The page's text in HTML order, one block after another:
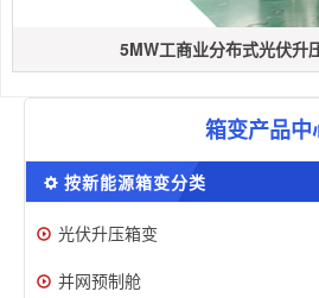
5MW工商业分布式光伏升
箱变产品中
按新能源箱变分类
光伏升压箱变
并网预制舱